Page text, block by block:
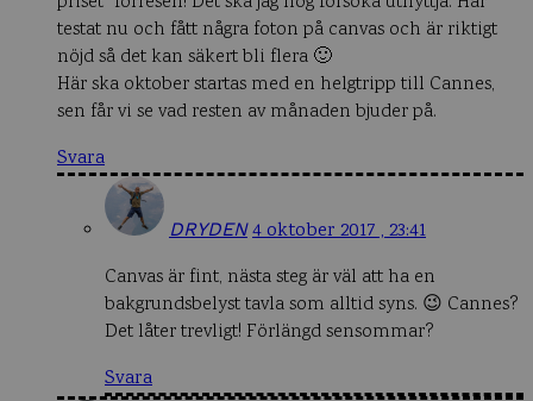
testat nu och fått några foton på canvas och är riktigt
nöjd så det kan säkert bli flera 🙂
Här ska oktober startas med en helgtripp till Cannes,
sen får vi se vad resten av månaden bjuder på.
Svara
DRYDEN 4 oktober 2017 , 23:41
Canvas är fint, nästa steg är väl att ha en
bakgrundsbelyst tavla som alltid syns. 😉 Cannes?
Det låter trevligt! Förlängd sensommar?
Svara